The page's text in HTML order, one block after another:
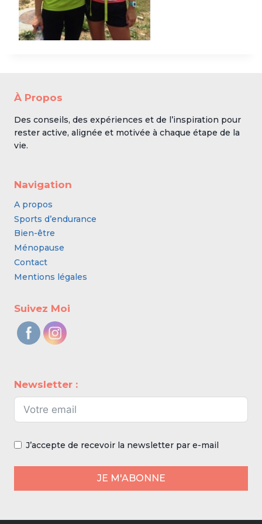
À Propos
Des conseils, des expériences et de l’inspiration pour
rester active, alignée et motivée à chaque étape de la
vie.
Navigation
A propos
Sports d’endurance
Bien-être
Ménopause
Contact
Mentions légales
Suivez Moi
Newsletter :
J’accepte de recevoir la newsletter par e-mail
JE M'ABONNE